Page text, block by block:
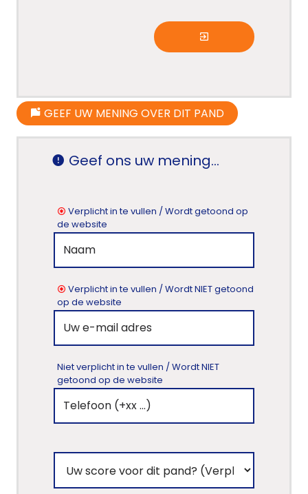
GEEF UW MENING OVER DIT PAND
Geef ons uw mening...
Verplicht in te vullen / Wordt getoond op
de website
Verplicht in te vullen / Wordt NIET getoond
op de website
Niet verplicht in te vullen / Wordt NIET
getoond op de website